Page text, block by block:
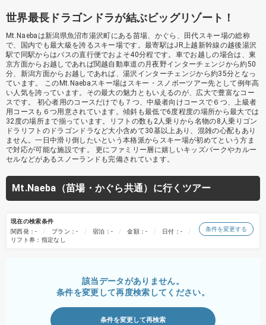
世界最長ドラゴンドラが結ぶビッグリゾート！
Mt.Naebaは新潟県魚沼市湯沢町にある苗場、かぐら、田代スキー場の総称
で、国内でも最大級を誇るスキー場です。最寄駅はJR上越新幹線の越後湯沢
駅で同駅からはバスの直行便でおよそ40分程です。車でお越しの場合は、東
京方面からお越しであれば関越自動車道の月夜野インターチェンジから約50
分、新潟方面からお越しであれば、湯沢インターチェンジから約35分となっ
ています。 このMt.Naebaスキー場はスキー・スノボーツアー先として例年高
い人気を誇っています。その最大の魅力ともいえるのが、広大で豊富なコー
スです。 初心者用のコースだけでも７つ、中級者向けコースで６つ、上級者
用コースも６つ用意されています。傾斜も最低で6度程度の場所から最大では
32度の場所まで揃っています。リフトの数も2人乗りから名物の8人乗りゴン
ドラリフトのドラゴンドラなど大小含めて30基以上あり、混雑の心配もあり
ません。一日中滑り倒したいという本格派からスキー場が初めてという方ま
で対応が可能な施設です。 更にファミリー層に嬉しいキッズパークやカルー
セルなどがあるスノーランドも完備されています。
Mt.Naeba（苗場・かぐら共通）に行くツアー
現在の検索条件
関西発：-
プラン：- 宿泊：- 金額：-
日付：-
リフト券：指定なし
条件を変更する
該当データがありません。
条件を変更して再度検索してください。
条件を変更して再検索